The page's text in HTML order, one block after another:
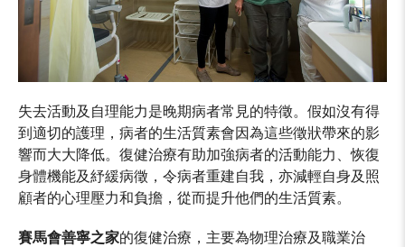
失去活動及自理能力是晚期病者常見的特徵。假如沒有得
到適切的護理，病者的生活質素會因為這些徵狀帶來的影
響而大大降低。復健治療有助加強病者的活動能力、恢復
身體機能及紓緩病徵，令病者重建自我，亦減輕自身及照
顧者的心理壓力和負擔，從而提升他們的生活質素。
賽馬會善寧之家的復健治療，主要為物理治療及職業治